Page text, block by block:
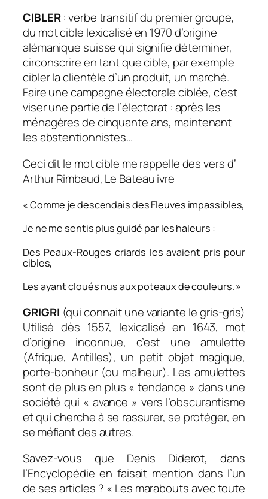
CIBLER: verbe transitif du premier groupe,
du mot cible lexicalisé en 1970 d’origine
alémanique suisse qui signifie déterminer,
circonscrire en tant que cible, par exemple
cibler la clientèle d’un produit, un marché.
Faire une campagne électorale ciblée, c’est
viser une partie de l’électorat : après les
ménagères de cinquante ans, maintenant
les abstentionnistes…
Ceci dit le mot cible me rappelle des vers d’
Arthur Rimbaud, Le Bateau ivre
« Comme je descendais des Fleuves impassibles,
Je ne me sentis plus guidé par les haleurs :
Des Peaux-Rouges criards les avaient pris pour
cibles,
Les ayant cloués nus aux poteaux de couleurs. »
GRIGRI (qui connait une variante le gris-gris)
Utilisé dès 1557, lexicalisé en 1643, mot
d’origine inconnue, c’est une amulette
(Afrique, Antilles), un petit objet magique,
porte-bonheur (ou malheur). Les amulettes
sont de plus en plus « tendance » dans une
société qui « avance » vers l’obscurantisme
et qui cherche à se rassurer, se protéger, en
se méfiant des autres.
Savez-vous que Denis Diderot, dans
l’Encyclopédie en faisait mention dans l’un
de ses articles ? « Les marabouts avec toute